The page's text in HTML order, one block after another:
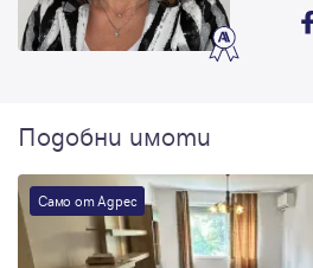
Подобни имоти
Само от Адрес